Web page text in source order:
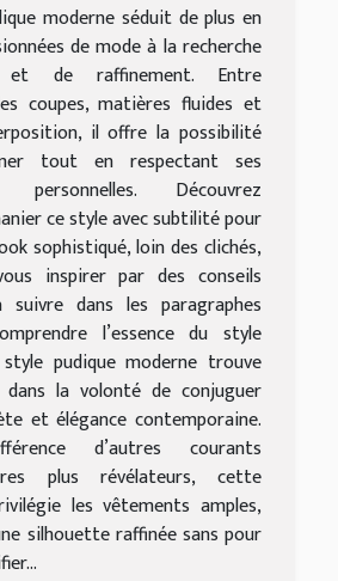
moderne séduit de plus en
de mode à la recherche
et de raffinement. Entre
coupes, matières fluides et
il offre la possibilité
tout en respectant ses
personnelles. Découvrez
ce style avec subtilité pour
sophistiqué, loin des clichés,
inspirer par des conseils
suivre dans les paragraphes
l’essence du style
pudique moderne trouve
dans la volonté de conjuguer
et élégance contemporaine.
d’autres courants
plus révélateurs, cette
les vêtements amples,
silhouette raffinée sans pour